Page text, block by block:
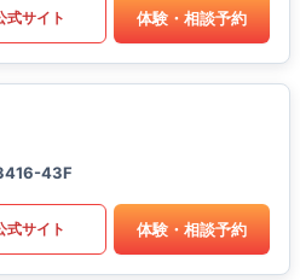
式サイト 体験・相談予約
43F
式サイト 体験・相談予約